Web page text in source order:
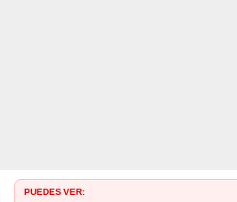
PUEDES VER: